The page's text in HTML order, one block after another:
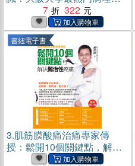
講義，秒懂「為什麼會得這
種病」，怎麼治癒？(電子書)
7 322
書紐電子書
3.肌筋膜酸痛治痛專家傳
授：鬆開10個關鍵點，解決
難治性疼痛(電子書)